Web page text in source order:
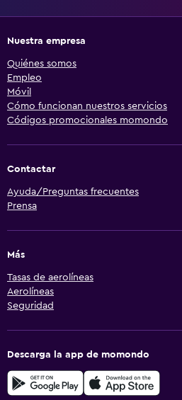
Nuestra empresa
Quiénes somos
Empleo
Móvil
Cómo funcionan nuestros servicios
Códigos promocionales momondo
Contactar
Ayuda/Preguntas frecuentes
Prensa
Más
Tasas de aerolíneas
Aerolíneas
Seguridad
Descarga la app de momondo